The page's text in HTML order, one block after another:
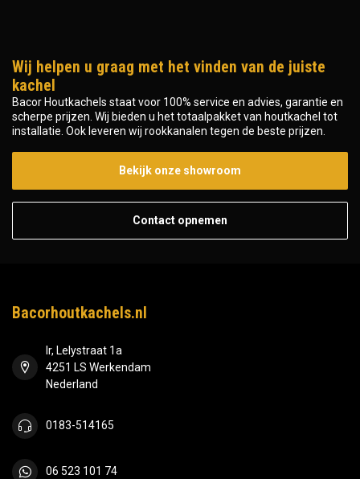
Wij helpen u graag met het vinden van de juiste
kachel
Bacor Houtkachels staat voor 100% service en advies, garantie en
scherpe prijzen. Wij bieden u het totaalpakket van houtkachel tot
installatie. Ook leveren wij rookkanalen tegen de beste prijzen.
Bekijk onze showroom
Contact opnemen
Bacorhoutkachels.nl
Ir, Lelystraat 1a
4251 LS Werkendam
Nederland
0183-514165
06 523 101 74